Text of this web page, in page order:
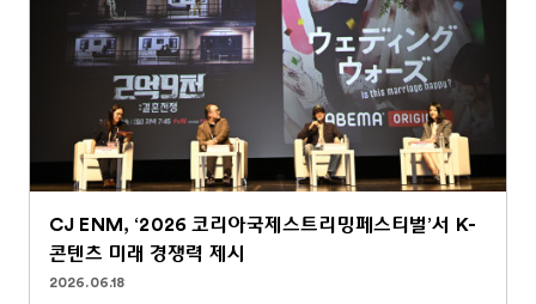
CJ ENM, ‘2026 코리아국제스트리밍페스티벌’서 K-
콘텐츠 미래 경쟁력 제시
2026.06.18